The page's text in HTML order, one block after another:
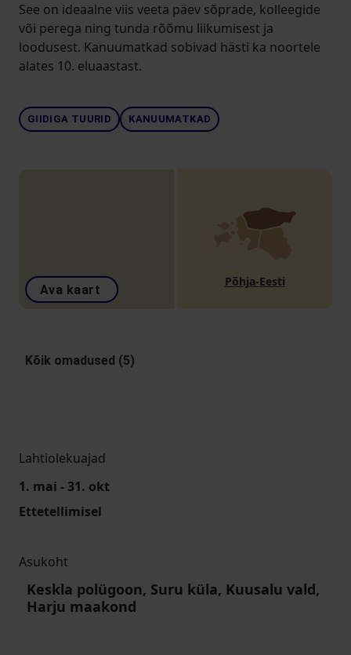
See on ideaalne viis veeta päev sõprade, kolleegide
või perega ning tunda rõõmu liikumisest ja
loodusest. Kanuumatkad sobivad hästi ka noortele
alates 10. eluaastast.
GIIDIGA TUURID KANUUMATKAD
Ava kaart
Põhja-Eesti
Kõik omadused (5)
Lahtiolekuajad
1. mai - 31. okt
Ettetellimisel
Asukoht
Keskla polügoon, Suru küla, Kuusalu vald,
Harju maakond